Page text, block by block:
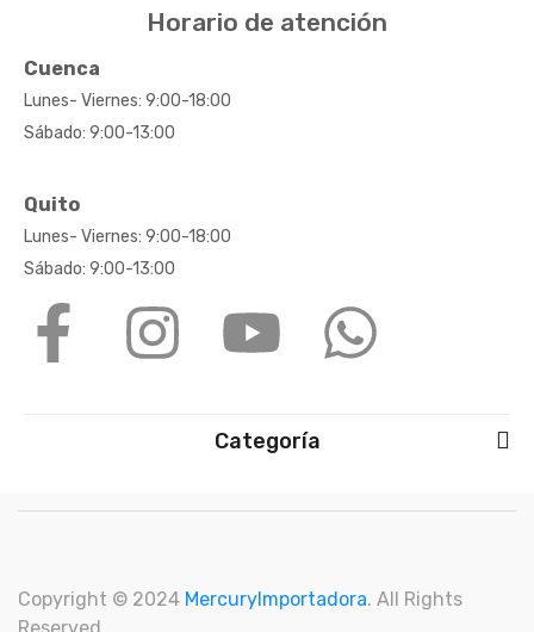
Horario de atención
Cuenca
Lunes- Viernes: 9:00-18:00
Sábado: 9:00-13:00
Quito
Lunes- Viernes: 9:00-18:00
Sábado: 9:00-13:00
Categoría
Copyright © 2024 MercuryImportadora. All Rights